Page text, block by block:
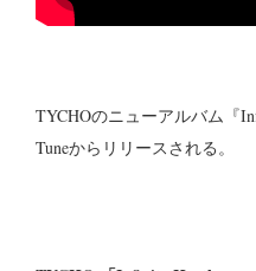
TYCHOのニューアルバム『
Tuneからリリースされる。